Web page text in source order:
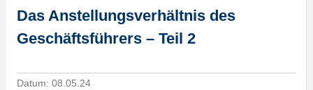
Das Anstellungsverhältnis des
Geschäftsführers – Teil 2
Datum: 08.05.24